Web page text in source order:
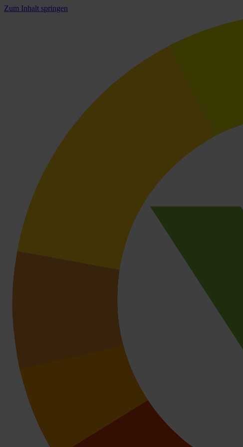
Zum Inhalt springen